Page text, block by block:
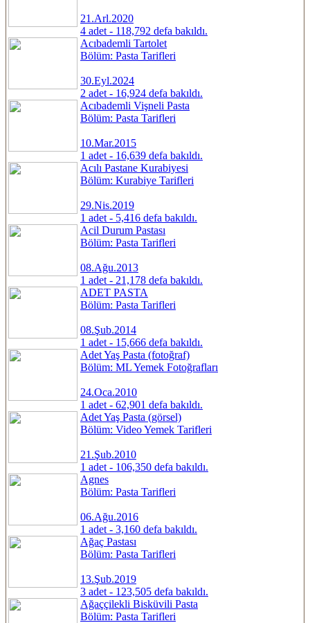
21.Arl.2020
4 adet - 118,792 defa bakıldı.
Acıbademli Tartolet
Bölüm: Pasta Tarifleri
30.Eyl.2024
2 adet - 16,924 defa bakıldı.
Acıbademli Vişneli Pasta
Bölüm: Pasta Tarifleri
10.Mar.2015
1 adet - 16,639 defa bakıldı.
Acılı Pastane Kurabiyesi
Bölüm: Kurabiye Tarifleri
29.Nis.2019
1 adet - 5,416 defa bakıldı.
Acil Durum Pastası
Bölüm: Pasta Tarifleri
08.Ağu.2013
1 adet - 21,178 defa bakıldı.
ADET PASTA
Bölüm: Pasta Tarifleri
08.Şub.2014
1 adet - 15,666 defa bakıldı.
Adet Yaş Pasta (fotoğraf)
Bölüm: ML Yemek Fotoğrafları
24.Oca.2010
1 adet - 62,901 defa bakıldı.
Adet Yaş Pasta (görsel)
Bölüm: Video Yemek Tarifleri
21.Şub.2010
1 adet - 106,350 defa bakıldı.
Agnes
Bölüm: Pasta Tarifleri
06.Ağu.2016
1 adet - 3,160 defa bakıldı.
Ağaç Pastası
Bölüm: Pasta Tarifleri
13.Şub.2019
3 adet - 123,505 defa bakıldı.
Ağaççilekli Bisküvili Pasta
Bölüm: Pasta Tarifleri